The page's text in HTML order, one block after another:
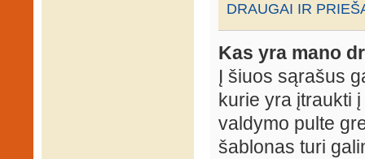
DRAUGAI IR
Kas yra mano
Į šiuos sąrašus
kurie yra įtraukti
valdymo pulte
šablonas turi